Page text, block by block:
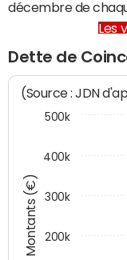
décembre de
Les
Dette de
Montants (€)
(Source : JDN
200k
300k
400k
500k